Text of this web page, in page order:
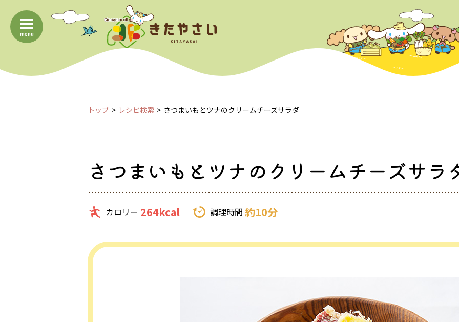
menu
トップ レシピ検索 さつまいもとツナのクリームチーズサラダ
さつまいもとツナのクリームチーズサラ
カロリー 264kcal 調理時間 約10分